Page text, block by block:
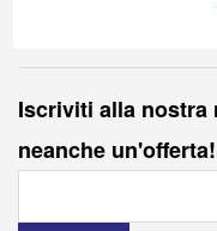
Iscriviti alla nostra
neanche un'offerta!